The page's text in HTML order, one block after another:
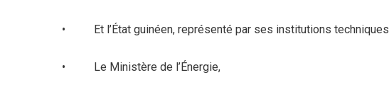
• Et l’État guinéen, représenté par ses institutions techniques
• Le Ministère de l’Énergie,